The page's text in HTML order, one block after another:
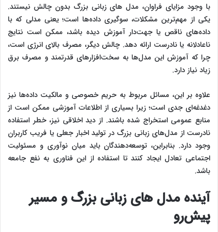
با وجود مزایای فراوان، مدل‌ های زبانی بزرگ بدون چالش نیستند.
یکی از مهم‌ترین مشکلات، سوگیری داده‌ها است؛ یعنی مدلی که با
داده‌های ناقص یا جهت‌دار آموزش دیده باشد، ممکن است نتایج
ناعادلانه یا نادرست ارائه دهد. چالش دیگر، مصرف بالای انرژی است،
چرا که آموزش این مدل‌ها به سخت‌افزارهای قدرتمند و مصرف برق
زیاد نیاز دارد.
علاوه بر این، مسائل مربوط به حریم خصوصی و مالکیت داده‌ها نیز
دغدغه‌ای جدی است؛ زیرا بسیاری از اطلاعات آموزشی ممکن است از
منابع عمومی استخراج شده باشند. از دید اخلاقی نیز، خطر استفاده
نادرست از مدل‌های زبانی بزرگ در تولید اخبار جعلی یا فریب کاربران
وجود دارد. بنابراین، توسعه‌دهندگان باید میان نوآوری و مسئولیت
اجتماعی تعادل ایجاد کنند تا استفاده از این فناوری به نفع جامعه
باشد.
آینده مدل‌ های زبانی بزرگ و مسیر
پیش‌رو